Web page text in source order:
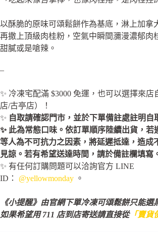
範
NT$ 85
到
以酥脆的原味可頌鬆餅作為基底，淋上加拿
再撒上頂級肉桂粉，空氣中瞬間瀰漫濃郁肉
甜膩或是嗆辣。
–
✨ 冷凍宅配滿 $3000 免運，也可以選擇來店
店/古亭店）！
✨ 自取請確認門市，並於下單備註處註明自
✨ 此為常態口味。依訂單順序陸續出貨，若
等人為不可抗力之因素，將延遲抵達，造成
見諒。若有希望送達時間，請於備註欄填寫
✨ 有任何訂購問題可以洽詢官方 LINE
ID： @yellowmonday 。
《小提醒》由官網下單冷凍可頌鬆餅只能選
如果希望用 711 店到店寄送請直接從「賣貨